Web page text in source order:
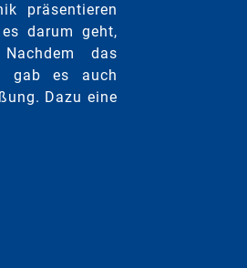
präsentieren
darum geht,
das
gab es auch
Dazu eine